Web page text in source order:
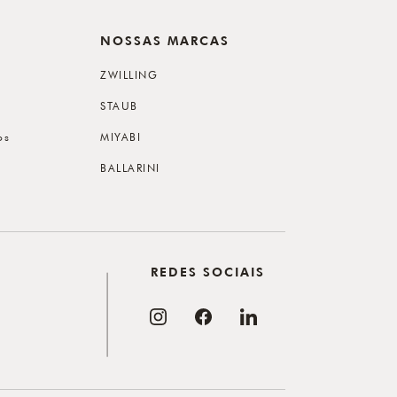
NOSSAS MARCAS
ZWILLING
STAUB
MIYABI
BALLARINI
REDES SOCIAIS